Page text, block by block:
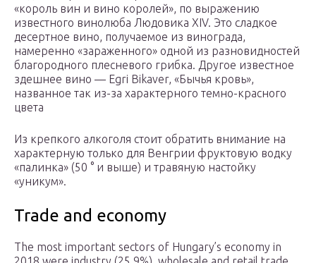
«король вин и вино королей», по выражению
известного винолюба Людовика XIV. Это сладкое
десертное вино, получаемое из винограда,
намеренно «зараженного» одной из разновидностей
благородного плесневого грибка. Другое известное
здешнее вино — Egri Bikaver, «Бычья кровь»,
названное так из-за характерного темно-красного
цвета
Из крепкого алкоголя стоит обратить внимание на
характерную только для Венгрии фруктовую водку
«палинка» (50 ° и выше) и травяную настойку
«уникум».
Trade and economy
The most important sectors of Hungary’s economy in